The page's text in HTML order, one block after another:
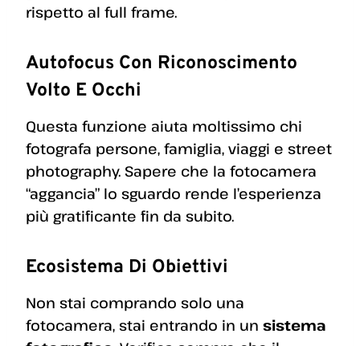
rispetto al full frame.
Autofocus Con Riconoscimento
Volto E Occhi
Questa funzione aiuta moltissimo chi
fotografa persone, famiglia, viaggi e street
photography. Sapere che la fotocamera
“aggancia” lo sguardo rende l’esperienza
più gratificante fin da subito.
Ecosistema Di Obiettivi
Non stai comprando solo una
fotocamera, stai entrando in un sistema